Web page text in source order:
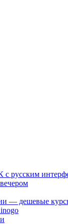
с русским
— дешевые